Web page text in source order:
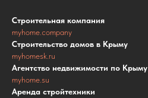
Строительная компания
myhome.company
Строительство домов в Крыму
myhomesk.ru
Агентство недвижимости по Крыму
myhome.su
Аренда стройтехники